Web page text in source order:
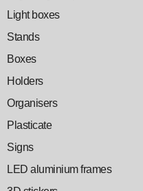
Light boxes
Stands
Boxes
Holders
Organisers
Plasticate
Signs
LED aluminium frames